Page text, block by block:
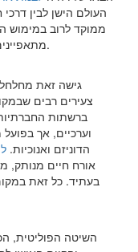
העולם הישן לבין
ממוקד לרוב במימוש
מתאפיינים גם הם בגישה אנוכית של ״אחרַי המבול״.
גישה זאת
צעירים רבים
ברשתות
וערכיים, אך
הדוניזם ואנוכיות.
אורח חיים מנותק,
בעתיד. כל זאת
השיטה הפוליטית,